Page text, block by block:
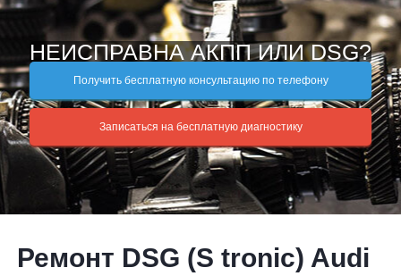
НЕИСПРАВНА АКПП ИЛИ DSG?
Получить бесплатную консультацию по телефону
Записаться на бесплатную диагностику
Ремонт DSG (S tronic) Audi